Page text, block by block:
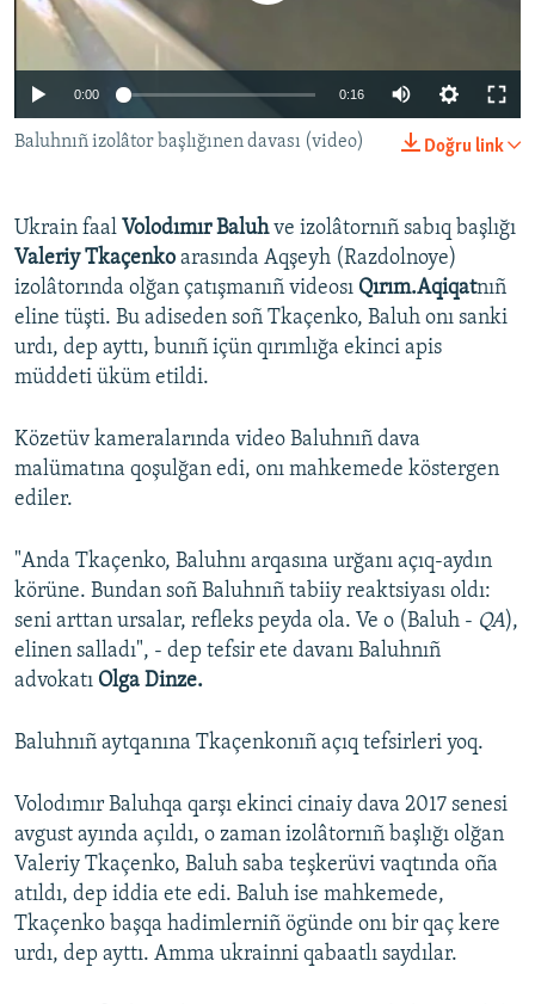
Русский
Українською
QOŞULIÑIZ!
RFE/RS bütün saytları
0:00 0:16
Doğru link
Baluhnıñ izolâtor başlığınen davası (video)
Ukrain faal Volodımır Baluhve izolâtornıñ sabıq başlığı
Valeriy Tkaçenko arasında Aqşeyh (Razdolnoye)
izolâtorında olğan çatışmanıñ videosı Qırım.Aqiqatnıñ
eline tüşti. Bu adiseden soñ Tkaçenko, Baluh onı sanki
urdı, dep ayttı, bunıñ içün qırımlığa ekinci apis
müddeti üküm etildi.
Közetüv kameralarında video Baluhnıñ dava
malümatına qoşulğan edi, onı mahkemede köstergen
ediler.
"Anda Tkaçenko, Baluhnı arqasına urğanı açıq-aydın
körüne. Bundan soñ Baluhnıñ tabiiy reaktsiyası oldı:
seni arttan ursalar, refleks peyda ola. Ve o (Baluh - QA),
elinen salladı", - dep tefsir ete davanı Baluhnıñ
advokatı Olga Dinze.
Baluhnıñ aytqanına Tkaçenkonıñ açıq tefsirleri yoq.
Volodımır Baluhqa qarşı ekinci cinaiy dava 2017 senesi
avgust ayında açıldı, o zaman izolâtornıñ başlığı olğan
Valeriy Tkaçenko, Baluh saba teşkerüvi vaqtında oña
atıldı, dep iddia ete edi. Baluh ise mahkemede,
Tkaçenko başqa hadimlerniñ ögünde onı bir qaç kere
urdı, dep ayttı. Amma ukrainni qabaatlı saydılar.